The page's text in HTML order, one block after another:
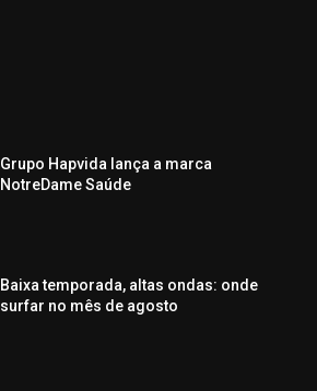
Grupo Hapvida lança a marca
NotreDame Saúde
Baixa temporada, altas ondas: onde
surfar no mês de agosto